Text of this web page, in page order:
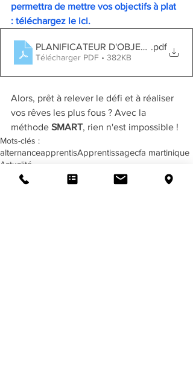
permettra de mettre vos objectifs à plat
: téléchargez le ici.
PLANIFICATEUR D'OBJECTIFS
.pdf
Télécharger PDF • 382KB
Alors, prêt à relever le défi et à réaliser
vos rêves les plus fous ? Avec la
méthode SMART, rien n'est impossible !
Mots-clés :
alternanceapprentisApprentissagecfa martinique
Actualité
Boite à outil